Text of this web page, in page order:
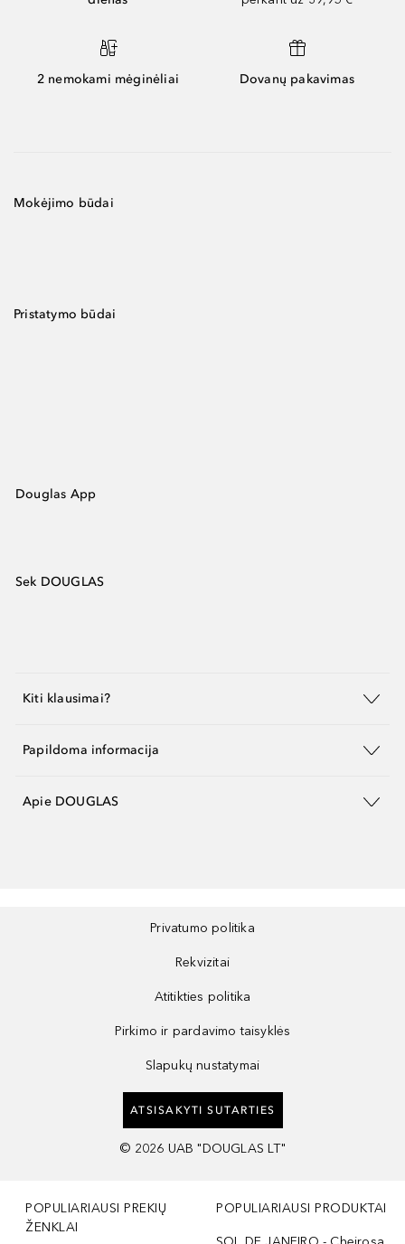
2 nemokami mėginėliai Dovanų pakavimas
Mokėjimo būdai
Pristatymo būdai
Douglas App
Sek DOUGLAS
Kiti klausimai?
Papildoma informacija
Apie DOUGLAS
Privatumo politika
Rekvizitai
Atitikties politika
Pirkimo ir pardavimo taisyklės
Slapukų nustatymai
ATSISAKYTI SUTARTIES
© 2026 UAB "DOUGLAS LT"
POPULIARIAUSI PREKIŲ
ŽENKLAI
POPULIARIAUSI PRODUKTAI